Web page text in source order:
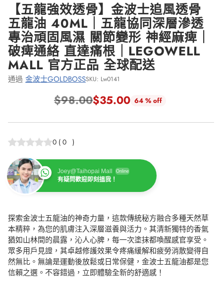
【五龍強效透骨】金波士追風透骨
五龍油 40ML｜五龍協同深層滲透
專治頑固風濕 關節變形 神經麻痺｜
破痺通絡 直達痛根｜LEGOWELL
MALL 官方正品 全球配送
通過 金波士GOLDBOSSSKU: Lw0141
正
常
價
$98.00$35.00 64 % off
0 ( 0 )
Joey@Taihopai Mall Online
有疑問歡迎即刻搵我！
探索金波士五龍油的神奇力量，這款傳統秘方融合多種天然草
本精粹，為您的肌膚注入深層滋養與活力。其清新獨特的香氣
猶如山林間的晨露，沁人心脾，每一次塗抹都喚醒感官享受。
眾多用戶見證，其卓越修護效果令疼痛緩解和疲勞消散變得自
然無比。無論是運動後放鬆或日常保健，金波士五龍油都是您
信賴之選。不容錯過，立即體驗全新的舒適感！